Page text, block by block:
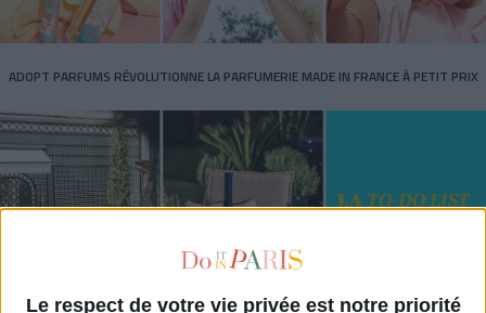
Le respect de votre vie privée est notre priorité
ADOPT PARFUMS RÉVOLUTIONNE LA PARFUMERIE MADE IN FRANCE À PETIT PRIX